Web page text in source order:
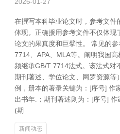
在撰写本科毕业论文时，参考文件
体现。正确援用参考文件不仅体现
论文的果真度和巨擘性。 常见的
7714、APA、MLA等。阐明我国
频继承GB/T 7714法式。该法式对
期刊著述、学位论文、网罗资源等
例，册本的著录关键为：[序号] 作
出书年.；期刊著述则为：[序号]
(期
新闻动态